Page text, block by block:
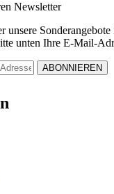
Newsletter
unsere
unten Ihre E-Mail-